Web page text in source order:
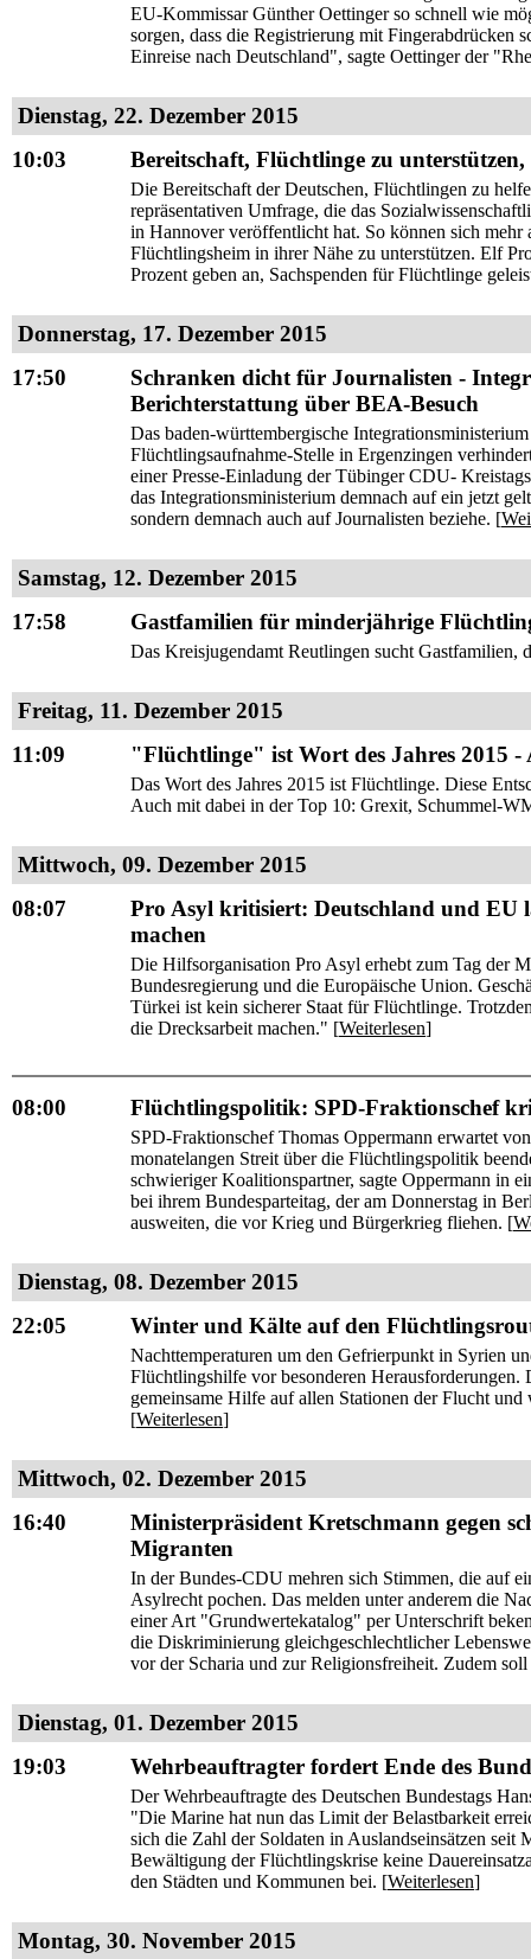
EU-Kommissar Günther Oettinger so schnell wie
sorgen, dass die Registrierung mit Fingerabdrücken
Einreise nach Deutschland", sagte Oettinger der
Dienstag, 22. Dezember 2015
10:03
Bereitschaft, Flüchtlinge zu
Die Bereitschaft der Deutschen, Flüchtlingen zu
repräsentativen Umfrage, die das
in Hannover veröffentlicht hat. So können sich
Flüchtlingsheim in ihrer Nähe zu unterstützen. Elf
Prozent geben an, Sachspenden für Flüchtlinge
Donnerstag, 17. Dezember 2015
17:50
Schranken dicht für Journalisten -
Berichterstattung über BEA-Besuch
Das baden-württembergische
Flüchtlingsaufnahme-Stelle in Ergenzingen
einer Presse-Einladung der Tübinger CDU-
das Integrationsministerium demnach auf ein jetzt
sondern demnach auch auf Journalisten beziehe. [
Samstag, 12. Dezember 2015
17:58
Gastfamilien für minderjährige
Das Kreisjugendamt Reutlingen sucht Gastfamilien,
Freitag, 11. Dezember 2015
11:09
"Flüchtlinge" ist Wort des Jahres 2015
Das Wort des Jahres 2015 ist Flüchtlinge. Diese
Auch mit dabei in der Top 10: Grexit, Schummel-
Mittwoch, 09. Dezember 2015
08:07
Pro Asyl kritisiert: Deutschland und EU
machen
Die Hilfsorganisation Pro Asyl erhebt zum Tag der
Bundesregierung und die Europäische Union.
Türkei ist kein sicherer Staat für Flüchtlinge.
die Drecksarbeit machen." [Weiterlesen]
08:00 Flüchtlingspolitik: SPD-Fraktionschef
SPD-Fraktionschef Thomas Oppermann erwartet
monatelangen Streit über die Flüchtlingspolitik
schwieriger Koalitionspartner, sagte Oppermann in
bei ihrem Bundesparteitag, der am Donnerstag in
ausweiten, die vor Krieg und Bürgerkrieg fliehen. [
Dienstag, 08. Dezember 2015
22:05
Winter und Kälte auf den
Nachttemperaturen um den Gefrierpunkt in Syrien
Flüchtlingshilfe vor besonderen
gemeinsame Hilfe auf allen Stationen der Flucht
[Weiterlesen]
Mittwoch, 02. Dezember 2015
16:40
Ministerpräsident Kretschmann gegen
Migranten
In der Bundes-CDU mehren sich Stimmen, die auf
Asylrecht pochen. Das melden unter anderem die
einer Art "Grundwertekatalog" per Unterschrift
die Diskriminierung gleichgeschlechtlicher
vor der Scharia und zur Religionsfreiheit. Zudem
Dienstag, 01. Dezember 2015
19:03
Wehrbeauftragter fordert Ende des
Der Wehrbeauftragte des Deutschen Bundestags
"Die Marine hat nun das Limit der Belastbarkeit
sich die Zahl der Soldaten in Auslandseinsätzen
Bewältigung der Flüchtlingskrise keine
den Städten und Kommunen bei. [Weiterlesen]
Montag, 30. November 2015